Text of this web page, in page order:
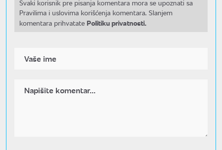
Svaki korisnik pre pisanja komentara mora se upoznati sa
Pravilima i uslovima korišćenja komentara. Slanjem
komentara prihvatate Politiku privatnosti.